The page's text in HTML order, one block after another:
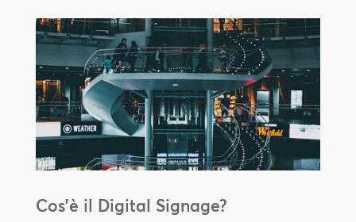
Cos’è il Digital Signage?